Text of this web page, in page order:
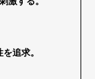
追求。